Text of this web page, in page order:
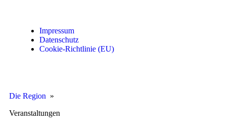
Impressum
Datenschutz
Cookie-Richtlinie (EU)
Die Region »
Veranstaltungen